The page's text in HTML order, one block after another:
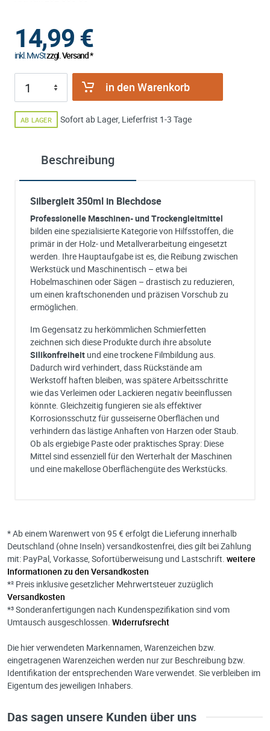
14,99€
inkl. MwStzzgl. Versand *
in den Warenkorb
AB LAGER Sofort ab Lager, Lieferfrist 1-3 Tage
Beschreibung
Silbergleit 350ml in Blechdose
Professionelle Maschinen- und Trockengleitmittel
bilden eine spezialisierte Kategorie von Hilfsstoffen, die
primär in der Holz- und Metallverarbeitung eingesetzt
werden. Ihre Hauptaufgabe ist es, die Reibung zwischen
Werkstück und Maschinentisch – etwa bei
Hobelmaschinen oder Sägen – drastisch zu reduzieren,
um einen kraftschonenden und präzisen Vorschub zu
ermöglichen.
Im Gegensatz zu herkömmlichen Schmierfetten
zeichnen sich diese Produkte durch ihre absolute
Silikonfreiheit und eine trockene Filmbildung aus.
Dadurch wird verhindert, dass Rückstände am
Werkstoff haften bleiben, was spätere Arbeitsschritte
wie das Verleimen oder Lackieren negativ beeinflussen
könnte. Gleichzeitig fungieren sie als effektiver
Korrosionsschutz für gusseiserne Oberflächen und
verhindern das lästige Anhaften von Harzen oder Staub.
Ob als ergiebige Paste oder praktisches Spray: Diese
Mittel sind essenziell für den Werterhalt der Maschinen
und eine makellose Oberflächengüte des Werkstücks.
Bitte unterbreiten Sie mir ein Angebot:
Bitte teilen Sie uns die gewünschte Menge mit
Ihre Anschrift
Name*:
e-mail*:
Zustimmung zur Datenverarbeitung
Kontaktformular zur Beantwortung meiner Anfrage
* Ab einem Warenwert von 95 € erfolgt die Lieferung innerhalb
Deutschland (ohne Inseln) versandkostenfrei, dies gilt bei Zahlung
mit: PayPal, Vorkasse, Sofortüberweisung und Lastschrift. weitere
Informationen zu den Versandkosten
*² Preis inklusive gesetzlicher Mehrwertsteuer zuzüglich
Versandkosten
*³ Sonderanfertigungen nach Kundenspezifikation sind vom
Umtausch ausgeschlossen. Widerrufsrecht
Die hier verwendeten Markennamen, Warenzeichen bzw.
eingetragenen Warenzeichen werden nur zur Beschreibung bzw.
Identifikation der entsprechenden Ware verwendet. Sie verbleiben im
Eigentum des jeweiligen Inhabers.
Das sagen unsere Kunden über uns